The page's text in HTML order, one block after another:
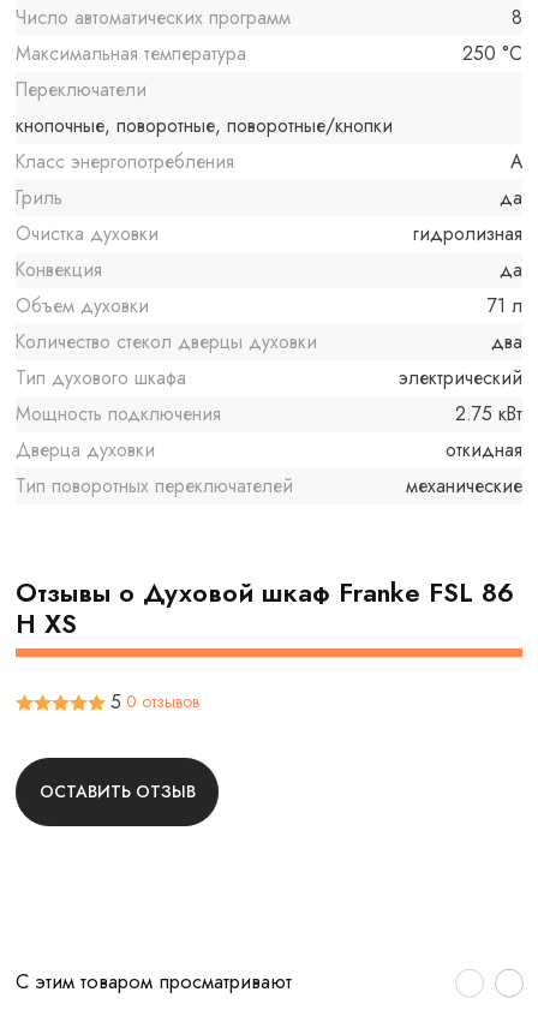
Число автоматических программ
8
Максимальная температура
250 °C
Переключатели
кнопочные, поворотные, поворотные/кнопки
Класс энергопотребления
A
Гриль
да
Очистка духовки
гидролизная
Конвекция
да
Объем духовки
71 л
Количество стекол дверцы духовки
два
Тип духового шкафа
электрический
Мощность подключения
2.75 кВт
Дверца духовки
откидная
Тип поворотных переключателей
механические
Отзывы о Духовой шкаф Franke FSL 86
H XS
5 0 отзывов
ОСТАВИТЬ ОТЗЫВ
С этим товаром просматривают